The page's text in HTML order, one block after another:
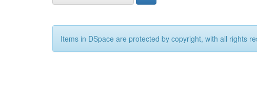
Items in DSpace are protected by copyright, with all rights